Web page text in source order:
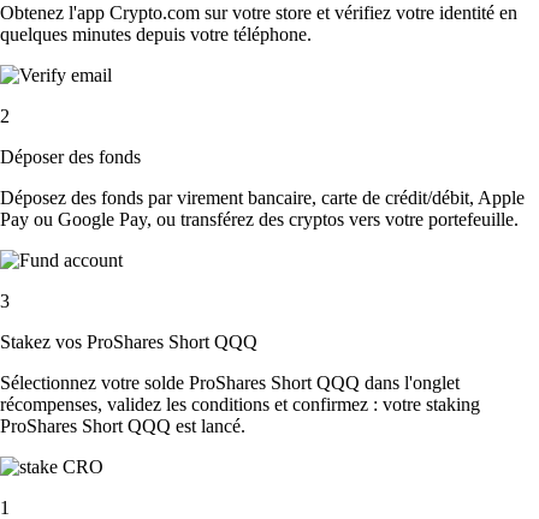
Obtenez l'app Crypto.com sur votre store et vérifiez votre identité en
quelques minutes depuis votre téléphone.
2
Déposer des fonds
Déposez des fonds par virement bancaire, carte de crédit/débit, Apple
Pay ou Google Pay, ou transférez des cryptos vers votre portefeuille.
3
Stakez vos ProShares Short QQQ
Sélectionnez votre solde ProShares Short QQQ dans l'onglet
récompenses, validez les conditions et confirmez : votre staking
ProShares Short QQQ est lancé.
1